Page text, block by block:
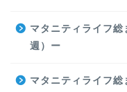
マタニティライフ総
週）ー
マタニティライフ総